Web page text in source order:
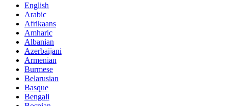
English
Arabic
Afrikaans
Amharic
Albanian
Azerbaijani
Armenian
Burmese
Belarusian
Basque
Bengali